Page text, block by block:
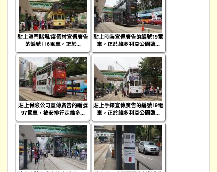
貼上澳門賭場/度假村宣傳廣告
的編號116電車，正於...
貼上時裝宣傳廣告的編號19電
車，正於維多利亞公園臨...
貼上保險公司宣傳廣告的編號
97電車，被安排行走維多...
貼上手錶宣傳廣告的編號19電
車，正於維多利亞公園臨...